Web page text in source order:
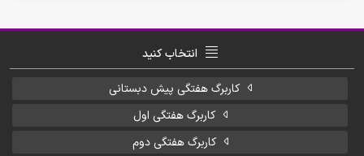
انتخاب کنید
کاربرگ هفتگی پیش دبستانی
کاربرگ هفتگی اول
کاربرگ هفتگی دوم